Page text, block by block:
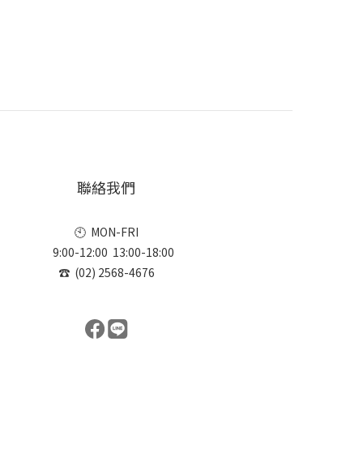
聯絡我們
🕙 MON-FRI
9:00-12:00 13:00-18:00
☎ (02) 2568-4676